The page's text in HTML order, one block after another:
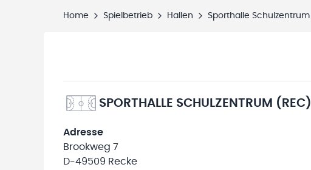
Home Spielbetrieb Hallen Sporthalle Schulzentrum
SPORTHALLE SCHULZENTRUM (REC)
Adresse
Brookweg 7
D-49509 Recke